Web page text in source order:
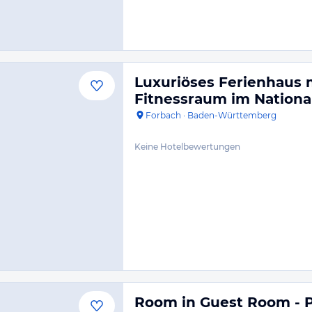
Luxuriöses Ferienhaus
Fitnessraum im
Forbach · Baden-Württemberg
Keine Hotelbewertungen
Room in Guest Room -